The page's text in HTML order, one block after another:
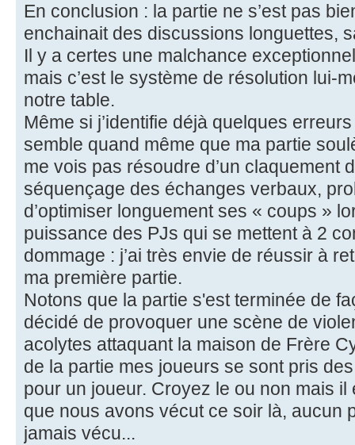
En conclusion : la partie ne s’est pas
enchainait des discussions longuettes,
Il y a certes une malchance
mais c’est le système de résolution lui-
notre table.
Même si j’identifie déjà quelques
semble quand même que ma partie
me vois pas résoudre d’un claquement
séquençage des échanges verbaux,
d’optimiser longuement ses « coups »
puissance des PJs qui se mettent à 2
dommage : j’ai très envie de réussir à
ma première partie.
Notons que la partie s'est terminée de
décidé de provoquer une scène de
acolytes attaquant la maison de Frère
de la partie mes joueurs se sont pris
pour un joueur. Croyez le ou non mais
que nous avons vécut ce soir là, aucun
jamais vécu...